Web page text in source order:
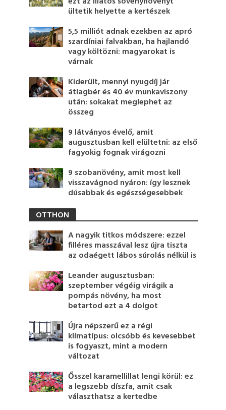
ültetik helyette a kertészek
5,5 milliót adnak ezekben az apró
szardíniai falvakban, ha hajlandó
vagy költözni: magyarokat is
várnak
Kiderült, mennyi nyugdíj jár
átlagbér és 40 év munkaviszony
után: sokakat meglephet az
összeg
9 látványos évelő, amit
augusztusban kell elültetni: az első
fagyokig fognak virágozni
9 szobanövény, amit most kell
visszavágnod nyáron: így lesznek
dúsabbak és egészségesebbek
OTTHON
A nagyik titkos módszere: ezzel
filléres masszával lesz újra tiszta
az odaégett lábos súrolás nélkül is
Leander augusztusban:
szeptember végéig virágik a
pompás növény, ha most
betartod ezt a 4 dolgot
Újra népszerű ez a régi
klímatípus: olcsóbb és kevesebbet
is fogyaszt, mint a modern
változat
Ősszel karamellillat lengi körül: ez
a legszebb díszfa, amit csak
választhatsz a kertedbe